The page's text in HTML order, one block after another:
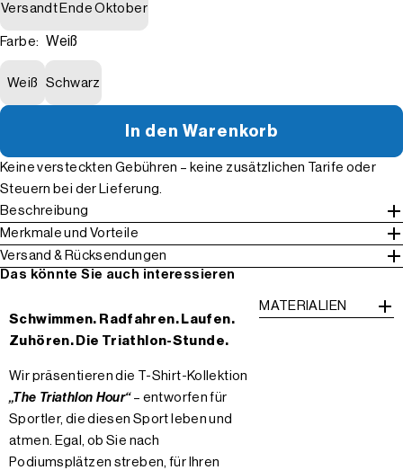
Versandt Ende Oktober
Farbe: Weiß
Weiß Schwarz
In den Warenkorb
Keine versteckten Gebühren – keine zusätzlichen Tarife oder
Steuern bei der Lieferung.
Beschreibung
Merkmale und Vorteile
Versand & Rücksendungen
Das könnte Sie auch interessieren
Schwimmen. Radfahren. Laufen.
Zuhören. Die Triathlon-Stunde.
Wir präsentieren die T-Shirt-Kollektion
„The Triathlon Hour“– entworfen für
Sportler, die diesen Sport leben und
atmen. Egal, ob Sie nach
Podiumsplätzen streben, für Ihren
MATERIALIEN